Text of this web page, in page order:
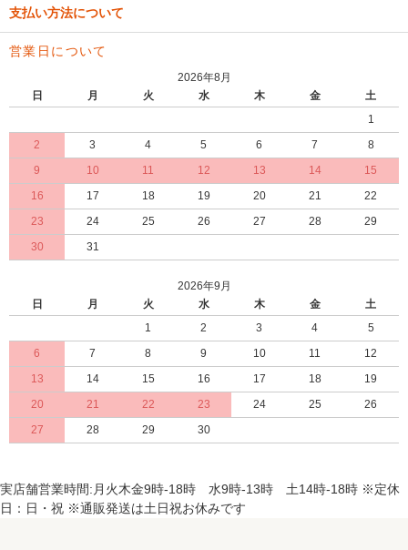
支払い方法について
営業日について
2026年8月
日
月 火 水 木 金
土
1
2
3 4 5 6 7
8
9
10 11 12 13 14
15
16
17 18 19 20 21
22
23
24 25 26 27 28
29
30
31
2026年9月
日
月 火 水 木 金
土
1
2 3 4
5
6
7 8 9 10 11
12
13
14 15 16 17 18
19
20
21 22 23 24 25
26
27
28 29 30
実店舗営業時間:月火木金9時-18時 水9時-13時 土14時-18時 ※定休
日：日・祝 ※通販発送は土日祝お休みです